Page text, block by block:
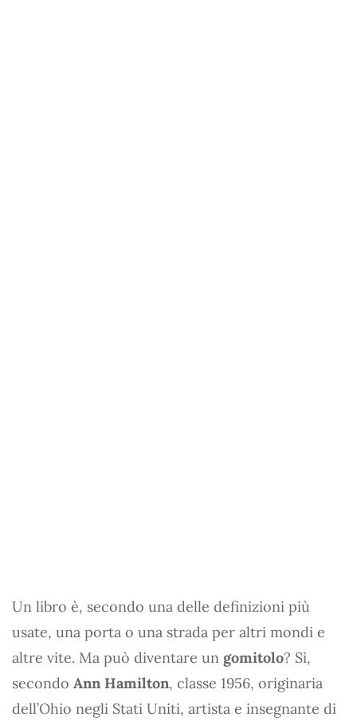
Un libro è, secondo una delle definizioni più
usate, una porta o una strada per altri mondi e
altre vite. Ma può diventare un gomitolo? Sì,
secondo Ann Hamilton, classe 1956, originaria
dell’Ohio negli Stati Uniti, artista e insegnante di